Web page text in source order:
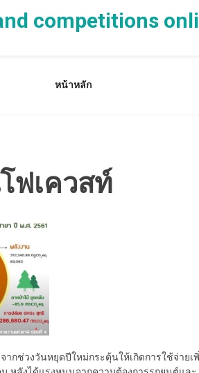
competitions
หน้าหลัก
ฟเควสท์
ากช่วงวันหยุดปีใหม่กระตุ้นให้เกิดการใช้จ่ายเ